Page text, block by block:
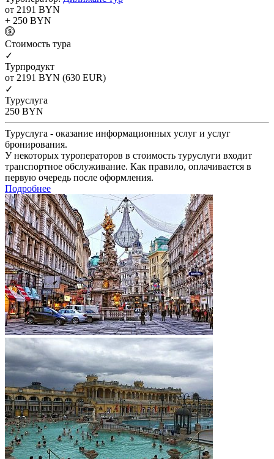
от 2191 BYN
+ 250 BYN
Cтоимость тура
✓
Турпродукт
от 2191 BYN (630 EUR)
✓
Туруслуга
250 BYN
Туруслуга - оказание информационных услуг и услуг
бронирования.
У некоторых туроператоров в стоимость туруслуги входит
транспортное обслуживание. Как правило, оплачивается в
первую очередь после оформления.
Подробнее